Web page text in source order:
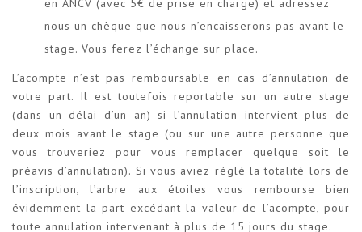
en ANCV (avec 5€ de prise en charge) et adressez
nous un chèque que nous n’encaisserons pas avant le
stage. Vous ferez l’échange sur place.
L’acompte n’est pas remboursable en cas d’annulation de
votre part. Il est toutefois reportable sur un autre stage
(dans un délai d’un an) si l’annulation intervient plus de
deux mois avant le stage (ou sur une autre personne que
vous trouveriez pour vous remplacer quelque soit le
préavis d’annulation). Si vous aviez réglé la totalité lors de
l’inscription, l’arbre aux étoiles vous rembourse bien
évidemment la part excédant la valeur de l’acompte, pour
toute annulation intervenant à plus de 15 jours du stage.